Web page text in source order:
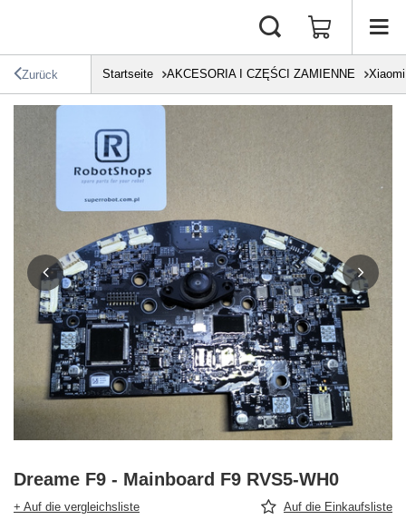
Zurück Startseite AKCESORIA I CZĘŚCI ZAMIENNE Xiaomi
Dreame F9 - Mainboard F9 RVS5-WH0
+ Auf die vergleichsliste Auf die Einkaufsliste